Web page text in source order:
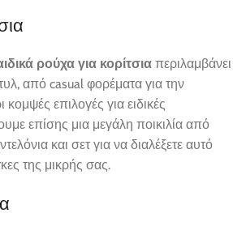
ρούχα για κορίτσια περιλαμβάνει
από casual φορέματα για την
επιλογές για ειδικές
επίσης μια μεγάλη ποικιλία από
και σετ για να διαλέξετε αυτό
της μικρής σας.